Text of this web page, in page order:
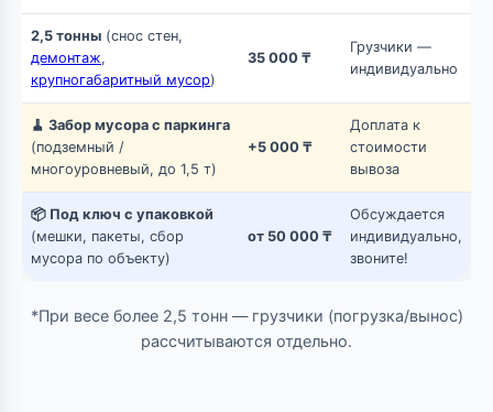
2,5 тонны (снос стен,
демонтаж,
крупногабаритный мусор)
35 000 ₸
Грузчики —
индивидуально
🧹 Забор мусора с паркинга
(подземный /
многоуровневый, до 1,5 т)
+5 000 ₸
Доплата к
стоимости
вывоза
📦 Под ключ с упаковкой
(мешки, пакеты, сбор
мусора по объекту)
от 50 000 ₸
Обсуждается
индивидуально,
звоните!
*При весе более 2,5 тонн — грузчики (погрузка/вынос)
рассчитываются отдельно.